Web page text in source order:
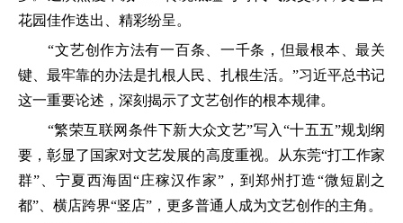
花园佳作迭出、精彩纷呈。
“文艺创作方法有一百条、一千条，但最根本、最关
键、最牢靠的办法是扎根人民、扎根生活。”习近平总书记
这一重要论述，深刻揭示了文艺创作的根本规律。
“繁荣互联网条件下新大众文艺”写入“十五五”规划纲
要，彰显了国家对文艺发展的高度重视。从东莞“打工作家
群”、宁夏西海固“庄稼汉作家”，到郑州打造“微短剧之
都”、横店跨界“竖店”，更多普通人成为文艺创作的主角。